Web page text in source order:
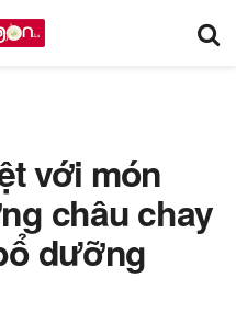
với món
châu chay
dưỡng